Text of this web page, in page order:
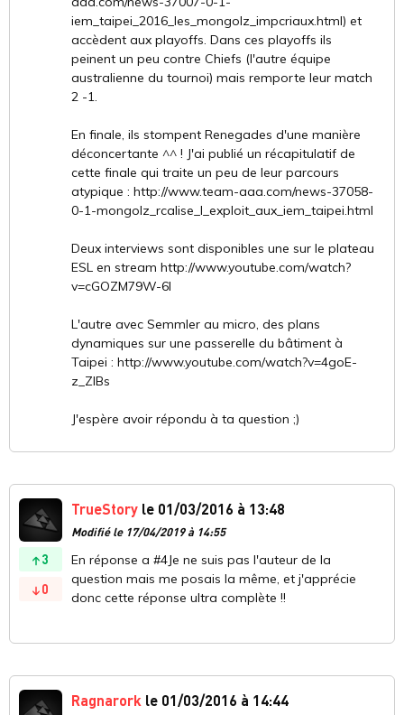
iem_taipei_2016_les_mongolz_impcriaux.html) et
accèdent aux playoffs. Dans ces playoffs ils
peinent un peu contre Chiefs (l'autre équipe
australienne du tournoi) mais remporte leur match
2 -1.
En finale, ils stompent Renegades d'une manière
déconcertante ^^ ! J'ai publié un récapitulatif de
cette finale qui traite un peu de leur parcours
atypique : http://www.team-aaa.com/news-37058-
0-1-mongolz_rcalise_l_exploit_aux_iem_taipei.html
Deux interviews sont disponibles une sur le plateau
ESL en stream http://www.youtube.com/watch?
v=cGOZM79W-6I
L'autre avec Semmler au micro, des plans
dynamiques sur une passerelle du bâtiment à
Taipei : http://www.youtube.com/watch?v=4goE-
z_ZlBs
J'espère avoir répondu à ta question ;)
3
0
TrueStory le 01/03/2016 à 13:48
Modifié le 17/04/2019 à 14:55
En réponse a #4Je ne suis pas l'auteur de la
question mais me posais la même, et j'apprécie
donc cette réponse ultra complète !!
Ragnarork le 01/03/2016 à 14:44